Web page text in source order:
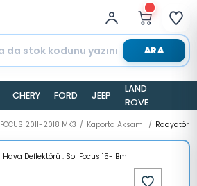
ARA
CHERY FORD JEEP
LAND
ROVER
FOCUS 2011-2018 MK3 Kaporta Aksamı Radyatör